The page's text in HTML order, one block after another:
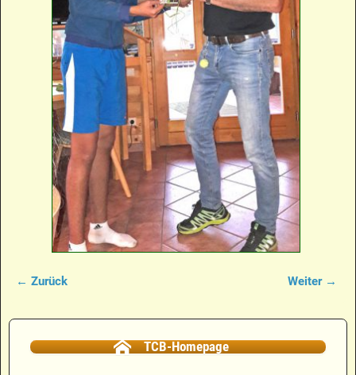
← Zurück Weiter →
TCB-Homepage